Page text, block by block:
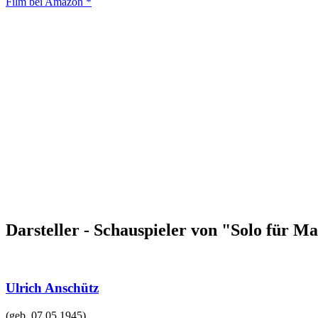
Darsteller - Schauspieler von "Solo für
Ulrich Anschütz
(geb. 07.05.1945)